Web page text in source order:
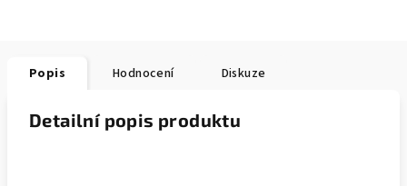
Popis Hodnocení Diskuze
Detailní popis produktu